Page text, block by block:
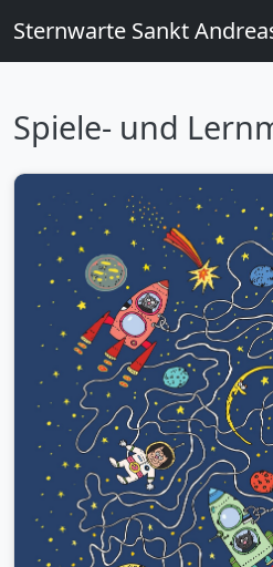
Sternwarte Sankt
Spiele- und